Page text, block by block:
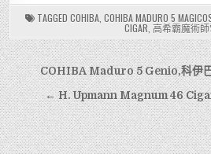
TAGGED COHIBA COHIBA MADURO 5
CIGAR 高希霸魔術
文
章
導
覽
COHIBA Maduro 5 Genio,科伊
← H. Upmann Magnum 46